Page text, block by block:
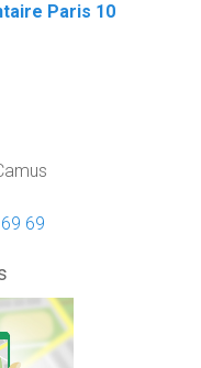
Paris 10
69